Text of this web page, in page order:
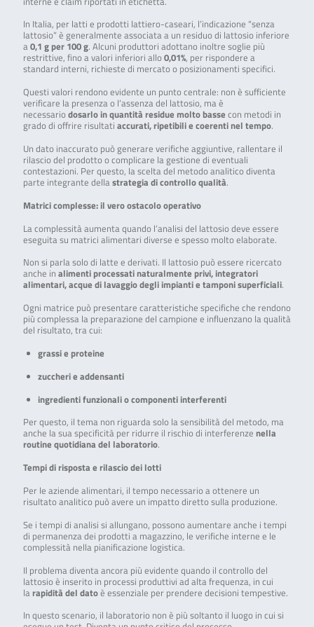
In Italia, per latti e prodotti lattiero-caseari, l’indicazione “senza
lattosio” è generalmente associata a un residuo di lattosio inferiore
a 0,1 g per 100 g. Alcuni produttori adottano inoltre soglie più
restrittive, fino a valori inferiori allo0,01%, per rispondere a
standard interni, richieste di mercato o posizionamenti specifici.
Questi valori rendono evidente un punto centrale: non è sufficiente
verificare la presenza o l’assenza del lattosio, ma è
necessariodosarlo in quantità residue molto basse con metodi in
grado di offrire risultati accurati, ripetibili e coerenti nel tempo.
Un dato inaccurato può generare verifiche aggiuntive, rallentare il
rilascio del prodotto o complicare la gestione di eventuali
contestazioni. Per questo, la scelta del metodo analitico diventa
parte integrante della strategia di controllo qualità.
Matrici complesse: il vero ostacolo operativo
La complessità aumenta quando l’analisi del lattosio deve essere
eseguita su matrici alimentari diverse e spesso molto elaborate.
Non si parla solo di latte e derivati. Il lattosio può essere ricercato
anche in alimenti processati naturalmente privi, integratori
alimentari, acque di lavaggio degli impianti e tamponi superficiali.
Ogni matrice può presentare caratteristiche specifiche che rendono
più complessa la preparazione del campione e influenzano la qualità
del risultato, tra cui:
grassi e proteine
zuccheri e addensanti
ingredienti funzionali o componenti interferenti
Per questo, il tema non riguarda solo la sensibilità del metodo, ma
anche la sua specificità per ridurre il rischio di interferenze nella
routine quotidiana del laboratorio.
Tempi di risposta e rilascio dei lotti
Per le aziende alimentari, il tempo necessario a ottenere un
risultato analitico può avere un impatto diretto sulla produzione.
Se i tempi di analisi si allungano, possono aumentare anche i tempi
di permanenza dei prodotti a magazzino, le verifiche interne e le
complessità nella pianificazione logistica.
Il problema diventa ancora più evidente quando il controllo del
lattosio è inserito in processi produttivi ad alta frequenza, in cui
la rapidità del datoè essenziale per prendere decisioni tempestive.
In questo scenario, il laboratorio non è più soltanto il luogo in cui si